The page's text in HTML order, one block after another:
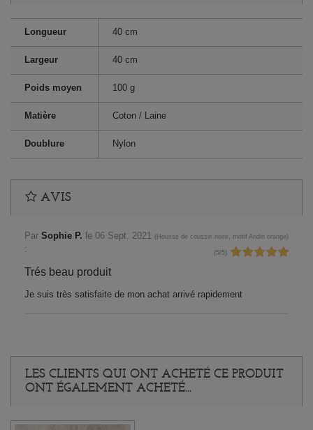
Longueur 40 cm
Largeur 40 cm
Poids moyen 100 g
Matière Coton / Laine
Doublure Nylon
AVIS
Par Sophie P. le 06 Sept. 2021 ( Housse de coussin noire, motif Andin orange)
: (5/ 5)
Trés beau produit
Je suis très satisfaite de mon achat arrivé rapidement
LES CLIENTS QUI ONT ACHETÉ CE PRODUIT
ONT ÉGALEMENT ACHETÉ...